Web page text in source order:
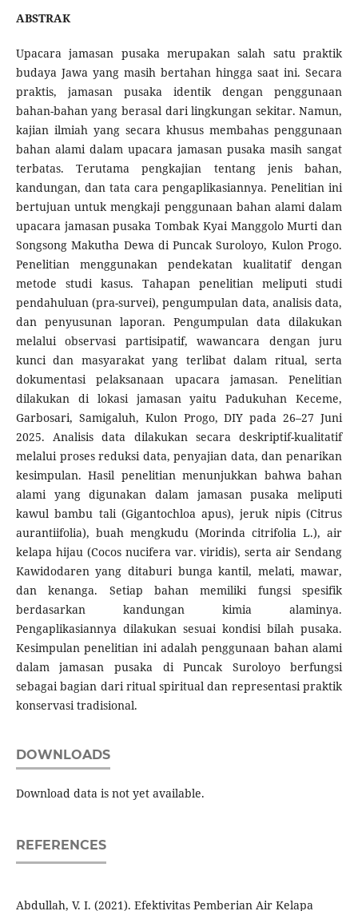
ABSTRAK
Upacara jamasan pusaka merupakan salah satu praktik
budaya Jawa yang masih bertahan hingga saat ini. Secara
praktis, jamasan pusaka identik dengan penggunaan
bahan-bahan yang berasal dari lingkungan sekitar. Namun,
kajian ilmiah yang secara khusus membahas penggunaan
bahan alami dalam upacara jamasan pusaka masih sangat
terbatas. Terutama pengkajian tentang jenis bahan,
kandungan, dan tata cara pengaplikasiannya. Penelitian ini
bertujuan untuk mengkaji penggunaan bahan alami dalam
upacara jamasan pusaka Tombak Kyai Manggolo Murti dan
Songsong Makutha Dewa di Puncak Suroloyo, Kulon Progo.
Penelitian menggunakan pendekatan kualitatif dengan
metode studi kasus. Tahapan penelitian meliputi studi
pendahuluan (pra-survei), pengumpulan data, analisis data,
dan penyusunan laporan. Pengumpulan data dilakukan
melalui observasi partisipatif, wawancara dengan juru
kunci dan masyarakat yang terlibat dalam ritual, serta
dokumentasi pelaksanaan upacara jamasan. Penelitian
dilakukan di lokasi jamasan yaitu Padukuhan Keceme,
Garbosari, Samigaluh, Kulon Progo, DIY pada 26–27 Juni
2025. Analisis data dilakukan secara deskriptif-kualitatif
melalui proses reduksi data, penyajian data, dan penarikan
kesimpulan. Hasil penelitian menunjukkan bahwa bahan
alami yang digunakan dalam jamasan pusaka meliputi
kawul bambu tali (Gigantochloa apus), jeruk nipis (Citrus
aurantiifolia), buah mengkudu (Morinda citrifolia L.), air
kelapa hijau (Cocos nucifera var. viridis), serta air Sendang
Kawidodaren yang ditaburi bunga kantil, melati, mawar,
dan kenanga. Setiap bahan memiliki fungsi spesifik
berdasarkan kandungan kimia alaminya.
Pengaplikasiannya dilakukan sesuai kondisi bilah pusaka.
Kesimpulan penelitian ini adalah penggunaan bahan alami
dalam jamasan pusaka di Puncak Suroloyo berfungsi
sebagai bagian dari ritual spiritual dan representasi praktik
konservasi tradisional.
DOWNLOADS
Download data is not yet available.
REFERENCES
Abdullah, V. I. (2021). Efektivitas Pemberian Air Kelapa